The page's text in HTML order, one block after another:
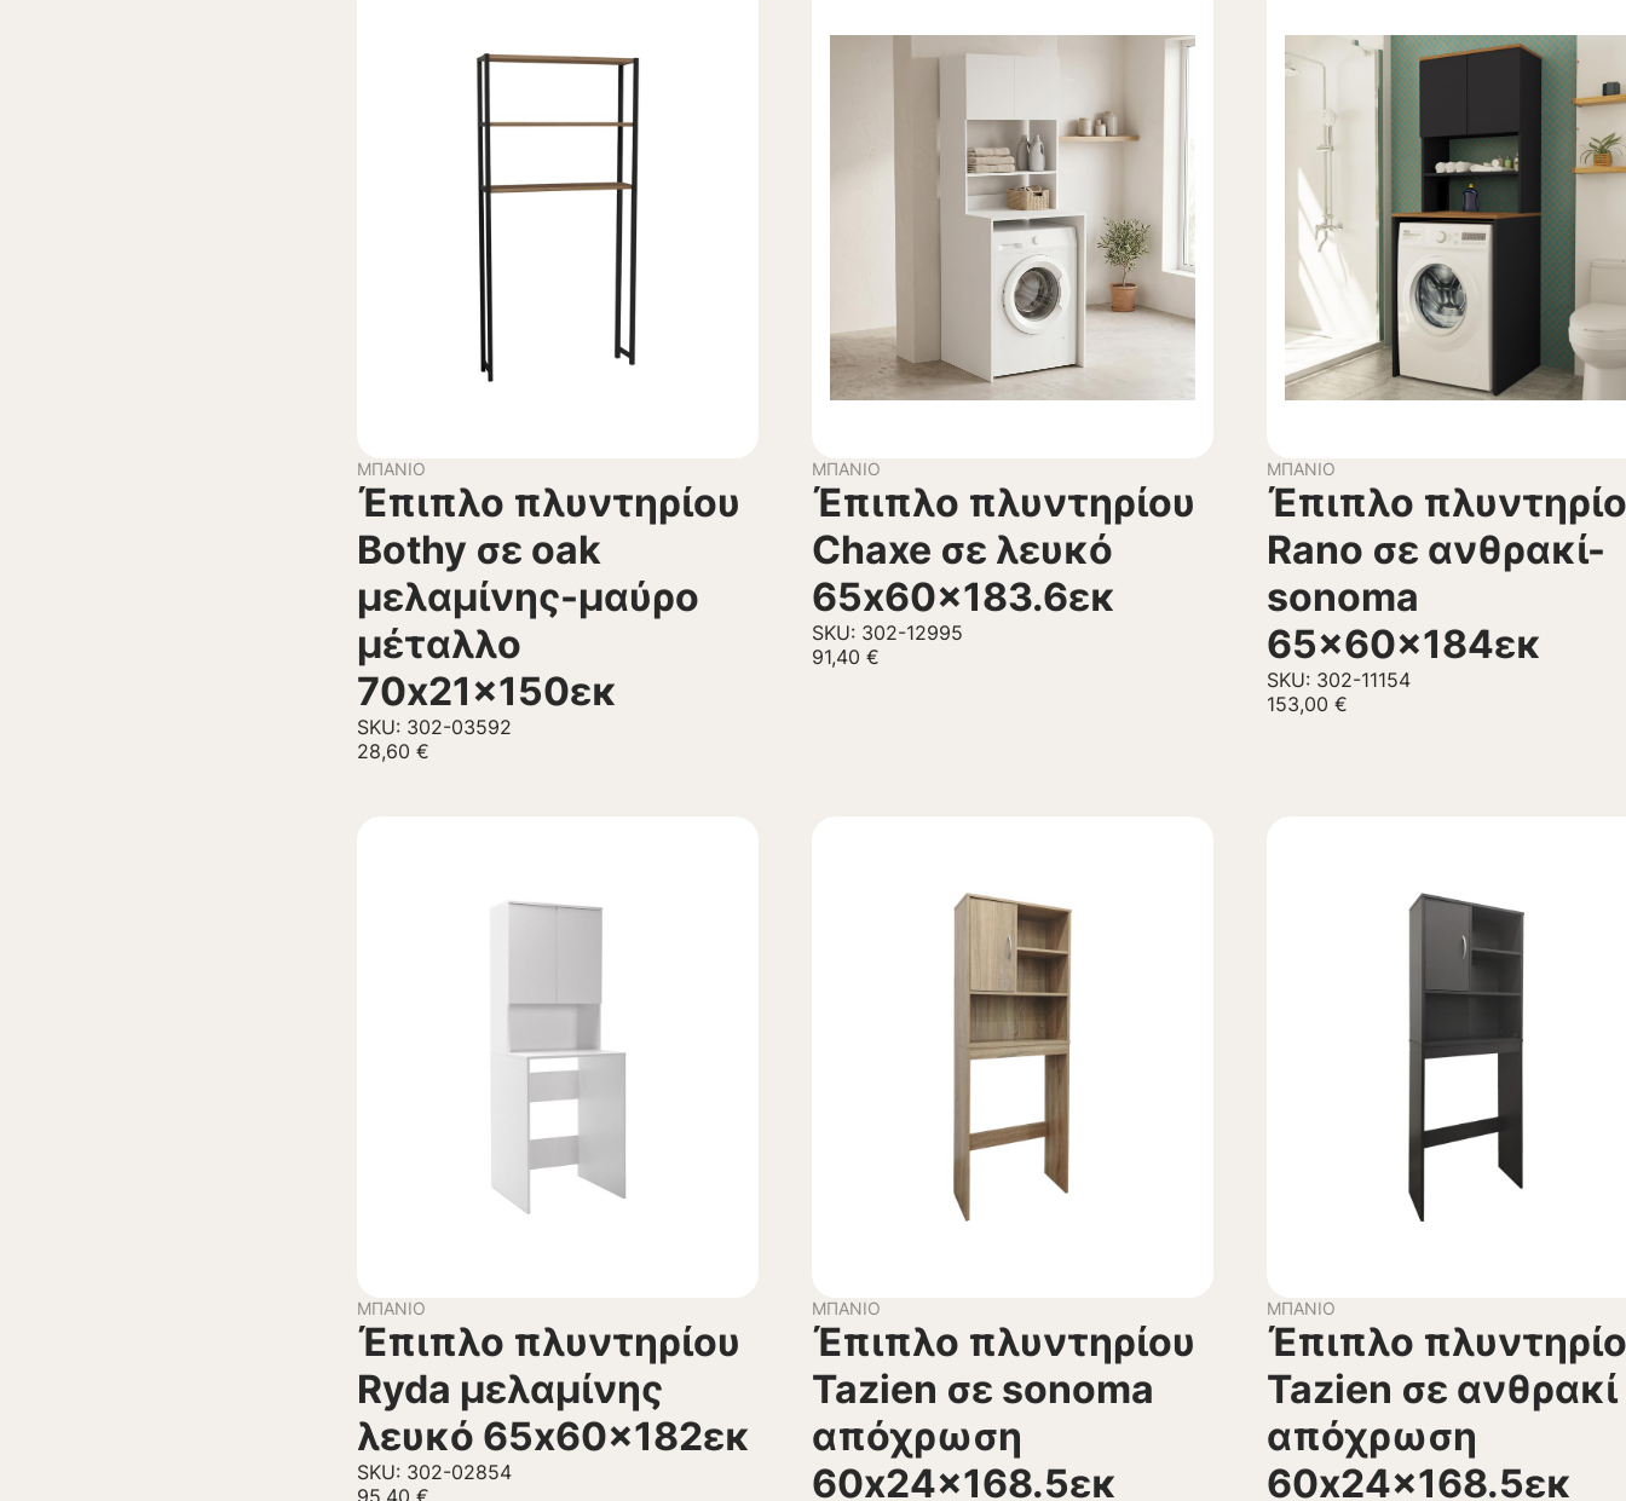
ΜΠΆΝΙΟ
Έπιπλο πλυντηρίου
Bothy σε oak
μελαμίνης-μαύρο
μέταλλο
70x21x150εκ
SKU: 302-03592
28,60 €
ΜΠΆΝΙΟ
Έπιπλο πλυντηρίου
Chaxe σε λευκό
65x60x183.6εκ
SKU: 302-12995
91,40 €
ΜΠΆΝΙΟ
Έπιπλο
Rano σε ανθρακί-
sonoma
65x60x184εκ
SKU: 302-11154
153,00 €
ΜΠΆΝΙΟ
Έπιπλο πλυντηρίου
Ryda μελαμίνης
λευκό 65x60x182εκ
SKU: 302-02854
95,40 €
ΜΠΆΝΙΟ
Έπιπλο πλυντηρίου
Tazien σε sonoma
απόχρωση
60x24x168.5εκ
ΜΠΆΝΙΟ
Έπιπλο
Tazien σε ανθρακί
απόχρωση
60x24x168.5εκ